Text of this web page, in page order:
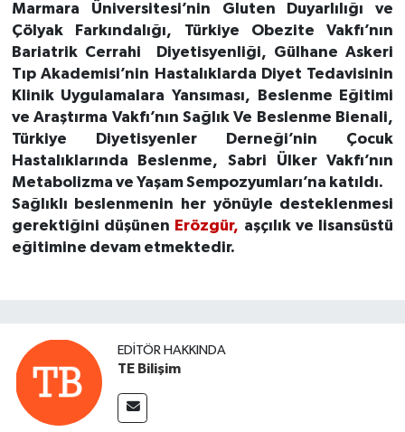
Marmara Üniversitesi’nin Gluten Duyarlılığı ve
Çölyak Farkındalığı, Türkiye Obezite Vakfı’nın
Bariatrik Cerrahi Diyetisyenliği, Gülhane Askeri
Tıp Akademisi’nin Hastalıklarda Diyet Tedavisinin
Klinik Uygulamalara Yansıması, Beslenme Eğitimi
ve Araştırma Vakfı’nın Sağlık Ve Beslenme Bienali,
Türkiye Diyetisyenler Derneği’nin Çocuk
Hastalıklarında Beslenme, Sabri Ülker Vakfı’nın
Metabolizma ve Yaşam Sempozyumları’na katıldı.
Sağlıklı beslenmenin her yönüyle desteklenmesi
gerektiğini düşünen Erözgür, aşçılık ve lisansüstü
eğitimine devam etmektedir.
EDITÖR HAKKINDA
TE Bilişim